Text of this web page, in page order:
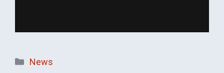
Kategorien
News